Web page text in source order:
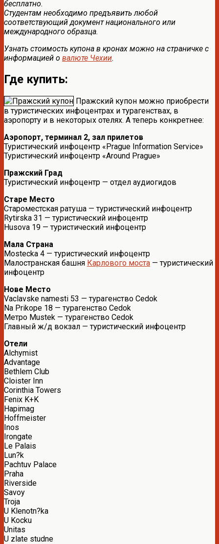
бесплатно.
Студентам необходимо предъявить любой
соответствующий документ национального или
международного образца.
Узнать стоимость купона в кронах можно на страничке с
информацией о валюте Чехии.
Где купить:
Пражский купон можно приобрести
в туристических инфоцентрах и турагенствах, в
аэропорту и в некоторых отелях. А теперь конкретнее:
Аэропорт, терминал 2, зал прилетов
Туристический инфоцентр «Prague Information Service»
Туристический инфоцентр «Around Prague»
Пражский Град
Туристический инфоцентр — отдел аудиогидов
Старе Место
Староместская ратуша — туристический инфоцентр
Rytirska 31 — туристический инфоцентр
Husova 19 — туристический инфоцентр
Мала Страна
Mostecka 4 — туристический инфоцентр
Малостранская башня Карлового моста — туристический
инфоцентр
Нове Место
Vaclavske namesti 53 — турагенство Cedok
Na Prikope 18 — турагенство Cedok
Метро Mustek — турагенство Cedok
Главный ж/д вокзал — туристический инфоцентр
Отели
Alchymist
Advantage
Bethlem Club
Cloister Inn
Corinthia Towers
Fenix K+K
Hapimag
Hoffmeister
Inos
Irongate
Le Palais
Lun?k
Pachtuv Palace
Praha
Riverside
Savoy
Troja
U Klenotn?ka
U Kocku
Unitas
U zlate studne